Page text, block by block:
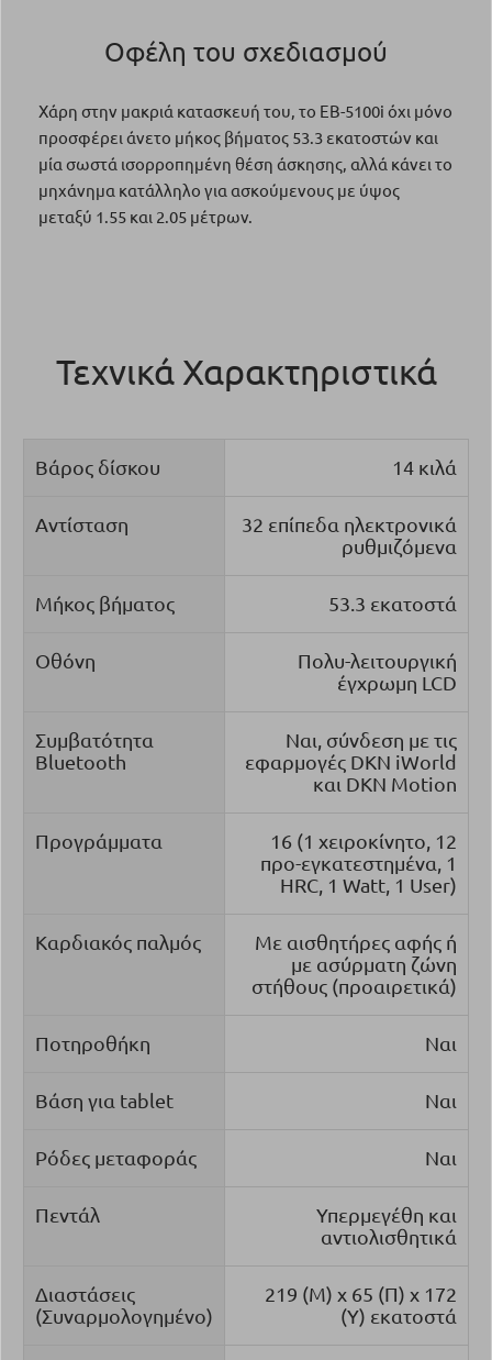
Οφέλη του σχεδιασμού
Χάρη στην μακριά κατασκευή του, το EB-5100i όχι μόνο
προσφέρει άνετο μήκος βήματος 53.3 εκατοστών και
μία σωστά ισορροπημένη θέση άσκησης, αλλά κάνει το
μηχάνημα κατάλληλο για ασκούμενους με ύψος
μεταξύ 1.55 και 2.05 μέτρων.
Τεχνικά Χαρακτηριστικά
Βάρος δίσκου 14 κιλά
Αντίσταση
32 επίπεδα ηλεκτρονικά
ρυθμιζόμενα
Μήκος βήματος 53.3 εκατοστά
Οθόνη
Πολυ-λειτουργική
έγχρωμη LCD
Συμβατότητα
Bluetooth
Ναι, σύνδεση με τις
εφαρμογές DKN iWorld
και DKN Motion
Προγράμματα
16 (1 χειροκίνητο, 12
προ-εγκατεστημένα, 1
HRC, 1 Watt, 1 User)
Καρδιακός παλμός
Με αισθητήρες αφής ή
με ασύρματη ζώνη
στήθους (προαιρετικά)
Ποτηροθήκη Ναι
Βάση για tablet Ναι
Ρόδες μεταφοράς Ναι
Πεντάλ
Υπερμεγέθη και
αντιολισθητικά
Διαστάσεις
(Συναρμολογημένο)
219 (Μ) x 65 (Π) x 172
(Υ) εκατοστά